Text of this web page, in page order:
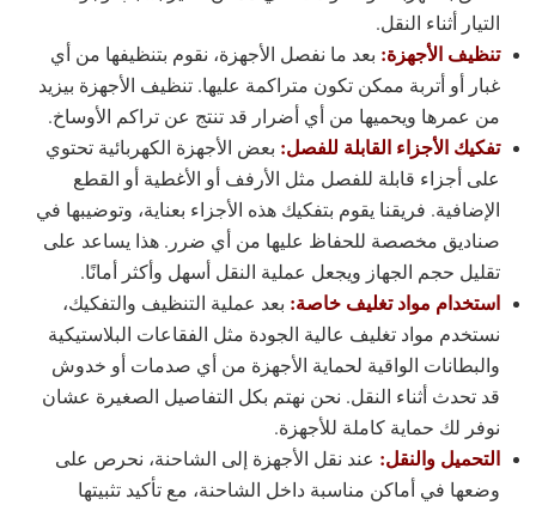
التيار أثناء النقل.
تنظيف الأجهزة: بعد ما نفصل الأجهزة، نقوم بتنظيفها من أي
غبار أو أتربة ممكن تكون متراكمة عليها. تنظيف الأجهزة بيزيد
من عمرها ويحميها من أي أضرار قد تنتج عن تراكم الأوساخ.
تفكيك الأجزاء القابلة للفصل: بعض الأجهزة الكهربائية تحتوي
على أجزاء قابلة للفصل مثل الأرفف أو الأغطية أو القطع
الإضافية. فريقنا يقوم بتفكيك هذه الأجزاء بعناية، وتوضيبها في
صناديق مخصصة للحفاظ عليها من أي ضرر. هذا يساعد على
تقليل حجم الجهاز ويجعل عملية النقل أسهل وأكثر أمانًا.
استخدام مواد تغليف خاصة: بعد عملية التنظيف والتفكيك،
نستخدم مواد تغليف عالية الجودة مثل الفقاعات البلاستيكية
والبطانات الواقية لحماية الأجهزة من أي صدمات أو خدوش
قد تحدث أثناء النقل. نحن نهتم بكل التفاصيل الصغيرة عشان
نوفر لك حماية كاملة للأجهزة.
التحميل والنقل: عند نقل الأجهزة إلى الشاحنة، نحرص على
وضعها في أماكن مناسبة داخل الشاحنة، مع تأكيد تثبيتها